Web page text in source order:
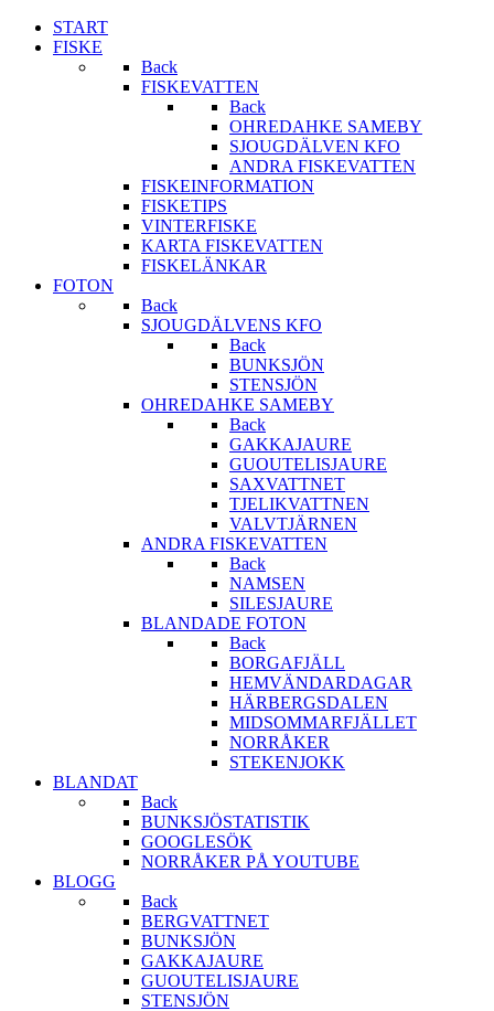
START
FISKE
Back
FISKEVATTEN
Back
OHREDAHKE SAMEBY
SJOUGDÄLVEN KFO
ANDRA FISKEVATTEN
FISKEINFORMATION
FISKETIPS
VINTERFISKE
KARTA FISKEVATTEN
FISKELÄNKAR
FOTON
Back
SJOUGDÄLVENS KFO
Back
BUNKSJÖN
STENSJÖN
OHREDAHKE SAMEBY
Back
GAKKAJAURE
GUOUTELISJAURE
SAXVATTNET
TJELIKVATTNEN
VALVTJÄRNEN
ANDRA FISKEVATTEN
Back
NAMSEN
SILESJAURE
BLANDADE FOTON
Back
BORGAFJÄLL
HEMVÄNDARDAGAR
HÄRBERGSDALEN
MIDSOMMARFJÄLLET
NORRÅKER
STEKENJOKK
BLANDAT
Back
BUNKSJÖSTATISTIK
GOOGLESÖK
NORRÅKER PÅ YOUTUBE
BLOGG
Back
BERGVATTNET
BUNKSJÖN
GAKKAJAURE
GUOUTELISJAURE
STENSJÖN